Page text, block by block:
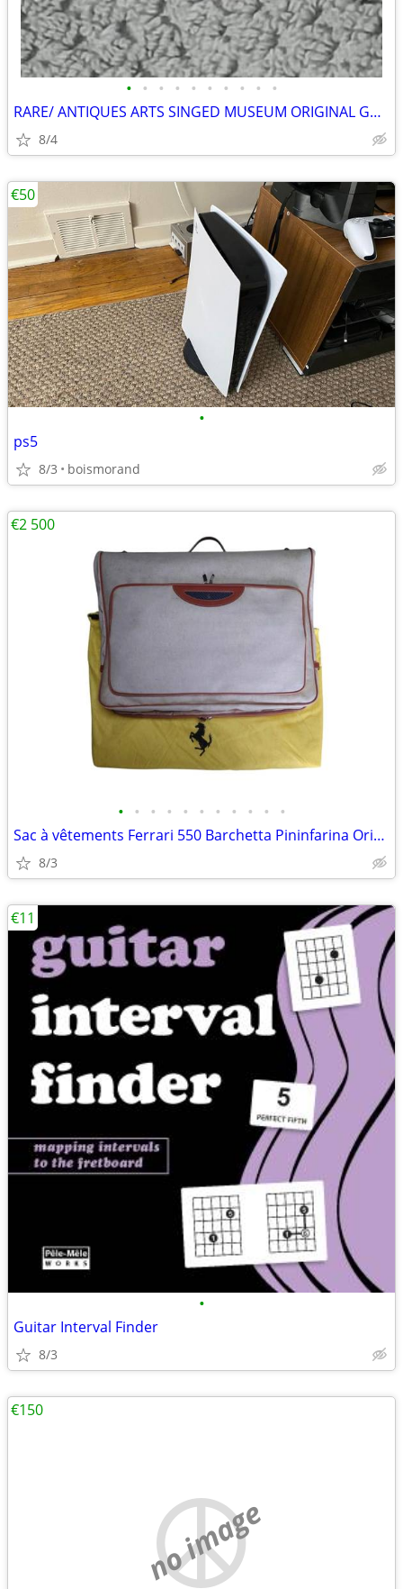
• • • • • • • • • •
RARE/ ANTIQUES ARTS SINGED MUSEUM ORIGINAL GALLERY COLLECTION HURRY ✨️
8/4
•
ps5
8/3 boismorand
€50
• • • • • • • • • • •
Sac à vêtements Ferrari 550 Barchetta Pininfarina Original Schedoni
8/3
€2 500
•
Guitar Interval Finder
8/3
€11
no image
€150